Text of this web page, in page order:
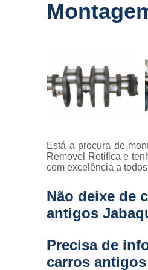
Está a procura de
Removel Retifica e
com excelência a
Não deixe de
antigos
Precisa de
carros